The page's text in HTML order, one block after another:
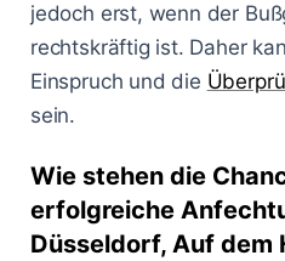
jedoch erst, wenn der
rechtskräftig ist. Daher
Einspruch und die
sein.
Wie stehen die
erfolgreiche
Düsseldorf, Auf dem